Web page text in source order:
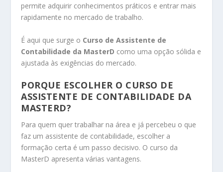
permite adquirir conhecimentos práticos e entrar mais
rapidamente no mercado de trabalho.
É aqui que surge o Curso de Assistente de
Contabilidade da MasterD como uma opção sólida e
ajustada às exigências do mercado.
PORQUE ESCOLHER O CURSO DE
ASSISTENTE DE CONTABILIDADE DA
MASTERD?
Para quem quer trabalhar na área e já percebeu o que
faz um assistente de contabilidade, escolher a
formação certa é um passo decisivo. O curso da
MasterD apresenta várias vantagens.